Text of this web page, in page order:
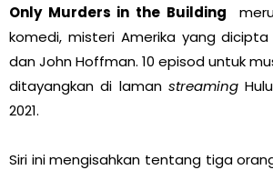
Only Murders in the Building
komedi, misteri Amerika yang
dan John Hoffman. 10 episod untuk
ditayangkan di laman streaming
2021.
Siri ini mengisahkan tentang tiga